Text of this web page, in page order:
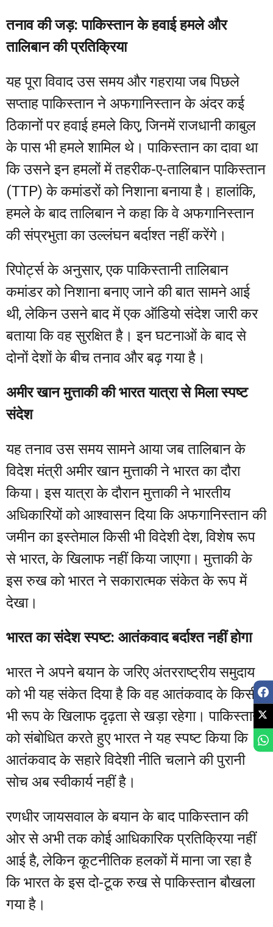
तनाव की जड़: पाकिस्तान के हवाई हमले और
तालिबान की प्रतिक्रिया
यह पूरा विवाद उस समय और गहराया जब पिछले
सप्ताह पाकिस्तान ने अफगानिस्तान के अंदर कई
ठिकानों पर हवाई हमले किए, जिनमें राजधानी काबुल
के पास भी हमले शामिल थे। पाकिस्तान का दावा था
कि उसने इन हमलों में तहरीक-ए-तालिबान पाकिस्तान
(TTP) के कमांडरों को निशाना बनाया है। हालांकि,
हमले के बाद तालिबान ने कहा कि वे अफगानिस्तान
की संप्रभुता का उल्लंघन बर्दाश्त नहीं करेंगे।
रिपोर्ट्स के अनुसार, एक पाकिस्तानी तालिबान
कमांडर को निशाना बनाए जाने की बात सामने आई
थी, लेकिन उसने बाद में एक ऑडियो संदेश जारी कर
बताया कि वह सुरक्षित है। इन घटनाओं के बाद से
दोनों देशों के बीच तनाव और बढ़ गया है।
अमीर खान मुत्ताकी की भारत यात्रा से मिला स्पष्ट
संदेश
यह तनाव उस समय सामने आया जब तालिबान के
विदेश मंत्री अमीर खान मुत्ताकी ने भारत का दौरा
किया। इस यात्रा के दौरान मुत्ताकी ने भारतीय
अधिकारियों को आश्वासन दिया कि अफगानिस्तान की
जमीन का इस्तेमाल किसी भी विदेशी देश, विशेष रूप
से भारत, के खिलाफ नहीं किया जाएगा। मुत्ताकी के
इस रुख को भारत ने सकारात्मक संकेत के रूप में
देखा।
भारत का संदेश स्पष्ट: आतंकवाद बर्दाश्त नहीं होगा
भारत ने अपने बयान के जरिए अंतरराष्ट्रीय समुदाय
को भी यह संकेत दिया है कि वह आतंकवाद के किसी
भी रूप के खिलाफ दृढ़ता से खड़ा रहेगा। पाकिस्तान
को संबोधित करते हुए भारत ने यह स्पष्ट किया कि
आतंकवाद के सहारे विदेशी नीति चलाने की पुरानी
सोच अब स्वीकार्य नहीं है।
रणधीर जायसवाल के बयान के बाद पाकिस्तान की
ओर से अभी तक कोई आधिकारिक प्रतिक्रिया नहीं
आई है, लेकिन कूटनीतिक हलकों में माना जा रहा है
कि भारत के इस दो-टूक रुख से पाकिस्तान बौखला
गया है।